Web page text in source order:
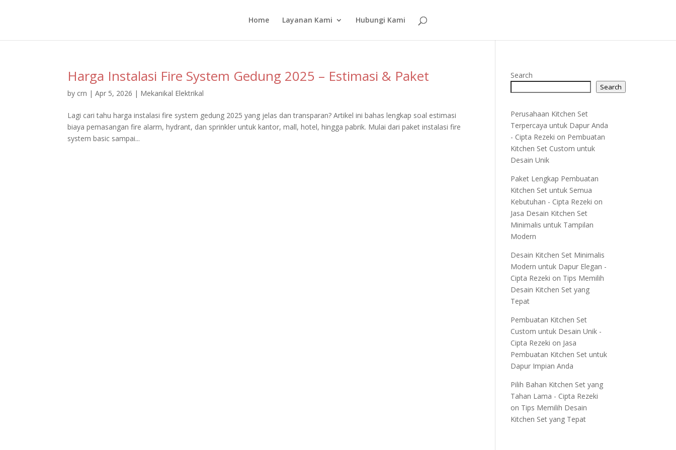
Home Layanan Kami Hubungi Kami
Harga Instalasi Fire System Gedung 2025 – Estimasi & Paket
by crn |Apr 5, 2026 | Mekanikal Elektrikal
Lagi cari tahu harga instalasi fire system gedung 2025 yang jelas dan transparan? Artikel ini bahas lengkap soal estimasi
biaya pemasangan fire alarm, hydrant, dan sprinkler untuk kantor, mall, hotel, hingga pabrik. Mulai dari paket instalasi fire
system basic sampai...
Search
Search
Perusahaan Kitchen Set
Terpercaya untuk Dapur Anda
- Cipta Rezeki on Pembuatan
Kitchen Set Custom untuk
Desain Unik
Paket Lengkap Pembuatan
Kitchen Set untuk Semua
Kebutuhan - Cipta Rezeki on
Jasa Desain Kitchen Set
Minimalis untuk Tampilan
Modern
Desain Kitchen Set Minimalis
Modern untuk Dapur Elegan -
Cipta Rezeki on Tips Memilih
Desain Kitchen Set yang
Tepat
Pembuatan Kitchen Set
Custom untuk Desain Unik -
Cipta Rezeki on Jasa
Pembuatan Kitchen Set untuk
Dapur Impian Anda
Pilih Bahan Kitchen Set yang
Tahan Lama - Cipta Rezeki
on Tips Memilih Desain
Kitchen Set yang Tepat